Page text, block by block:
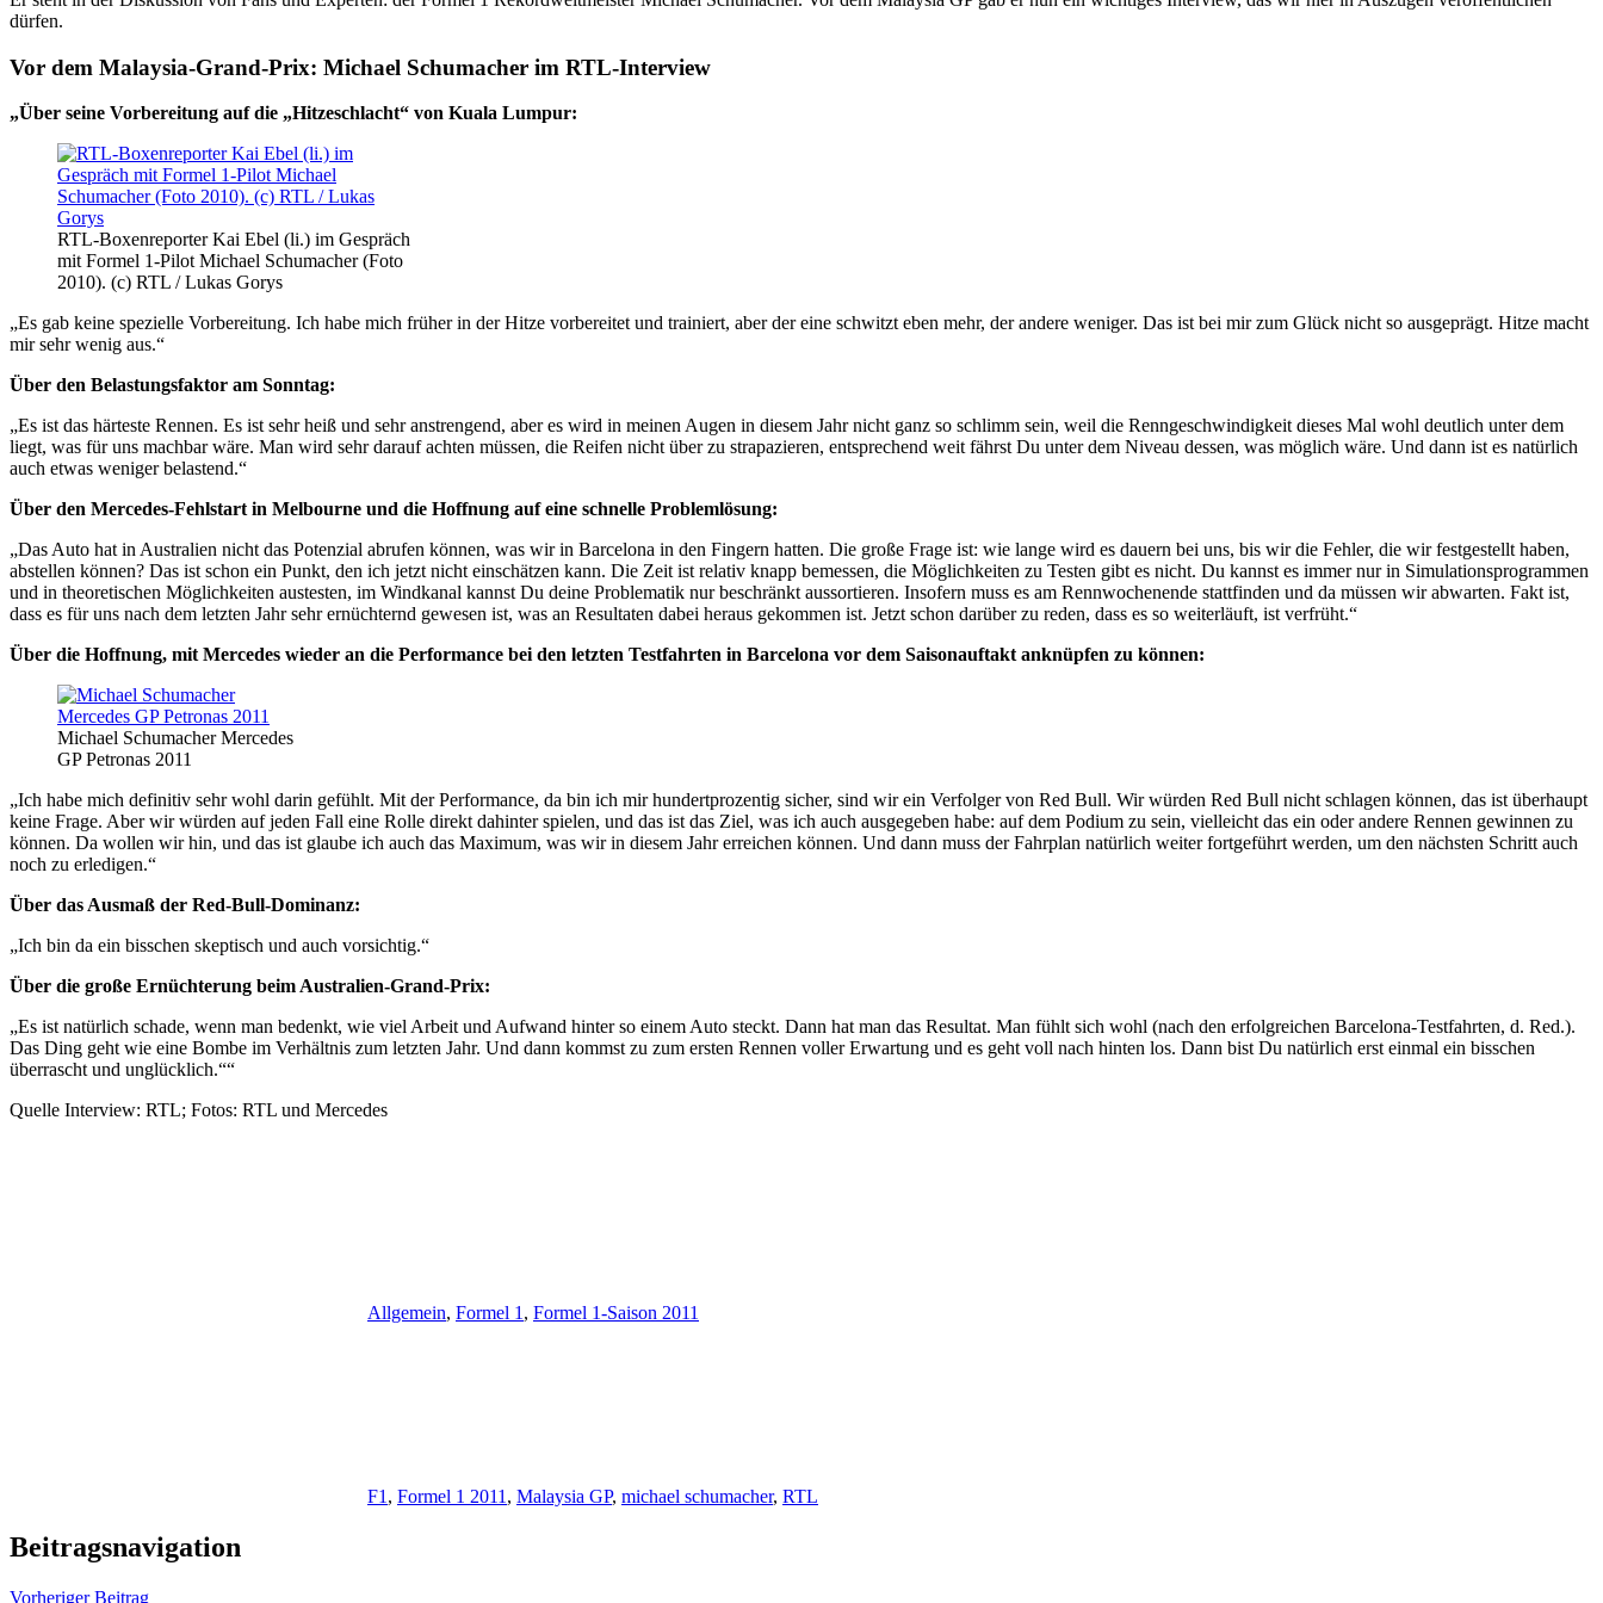
dürfen.
Vor dem Malaysia-Grand-Prix: Michael Schumacher im RTL-Interview
„Über seine Vorbereitung auf die „Hitzeschlacht“ von Kuala Lumpur:
RTL-Boxenreporter Kai Ebel (li.) im Gespräch
mit Formel 1-Pilot Michael Schumacher (Foto
2010). (c) RTL / Lukas Gorys
„Es gab keine spezielle Vorbereitung. Ich habe mich früher in der Hitze vorbereitet und trainiert, aber der eine schwitzt eben mehr, der andere weniger. Das ist bei mir zum Glück nicht so ausgeprägt. Hitze macht
mir sehr wenig aus.“
Über den Belastungsfaktor am Sonntag:
„Es ist das härteste Rennen. Es ist sehr heiß und sehr anstrengend, aber es wird in meinen Augen in diesem Jahr nicht ganz so schlimm sein, weil die Renngeschwindigkeit dieses Mal wohl deutlich unter dem
liegt, was für uns machbar wäre. Man wird sehr darauf achten müssen, die Reifen nicht über zu strapazieren, entsprechend weit fährst Du unter dem Niveau dessen, was möglich wäre. Und dann ist es natürlich
auch etwas weniger belastend.“
Über den Mercedes-Fehlstart in Melbourne und die Hoffnung auf eine schnelle Problemlösung:
„Das Auto hat in Australien nicht das Potenzial abrufen können, was wir in Barcelona in den Fingern hatten. Die große Frage ist: wie lange wird es dauern bei uns, bis wir die Fehler, die wir festgestellt haben,
abstellen können? Das ist schon ein Punkt, den ich jetzt nicht einschätzen kann. Die Zeit ist relativ knapp bemessen, die Möglichkeiten zu Testen gibt es nicht. Du kannst es immer nur in Simulationsprogrammen
und in theoretischen Möglichkeiten austesten, im Windkanal kannst Du deine Problematik nur beschränkt aussortieren. Insofern muss es am Rennwochenende stattfinden und da müssen wir abwarten. Fakt ist,
dass es für uns nach dem letzten Jahr sehr ernüchternd gewesen ist, was an Resultaten dabei heraus gekommen ist. Jetzt schon darüber zu reden, dass es so weiterläuft, ist verfrüht.“
Über die Hoffnung, mit Mercedes wieder an die Performance bei den letzten Testfahrten in Barcelona vor dem Saisonauftakt anknüpfen zu können:
Michael Schumacher Mercedes
GP Petronas 2011
„Ich habe mich definitiv sehr wohl darin gefühlt. Mit der Performance, da bin ich mir hundertprozentig sicher, sind wir ein Verfolger von Red Bull. Wir würden Red Bull nicht schlagen können, das ist überhaupt
keine Frage. Aber wir würden auf jeden Fall eine Rolle direkt dahinter spielen, und das ist das Ziel, was ich auch ausgegeben habe: auf dem Podium zu sein, vielleicht das ein oder andere Rennen gewinnen zu
können. Da wollen wir hin, und das ist glaube ich auch das Maximum, was wir in diesem Jahr erreichen können. Und dann muss der Fahrplan natürlich weiter fortgeführt werden, um den nächsten Schritt auch
noch zu erledigen.“
Über das Ausmaß der Red-Bull-Dominanz:
„Ich bin da ein bisschen skeptisch und auch vorsichtig.“
Über die große Ernüchterung beim Australien-Grand-Prix:
„Es ist natürlich schade, wenn man bedenkt, wie viel Arbeit und Aufwand hinter so einem Auto steckt. Dann hat man das Resultat. Man fühlt sich wohl (nach den erfolgreichen Barcelona-Testfahrten, d. Red.).
Das Ding geht wie eine Bombe im Verhältnis zum letzten Jahr. Und dann kommst zu zum ersten Rennen voller Erwartung und es geht voll nach hinten los. Dann bist Du natürlich erst einmal ein bisschen
überrascht und unglücklich.““
Quelle Interview: RTL; Fotos: RTL und Mercedes
Allgemein, Formel 1 , Formel 1-Saison 2011
F1 , Formel 1 2011 , Malaysia GP, michael schumacher, RTL
Beitragsnavigation
Vorheriger Beitrag